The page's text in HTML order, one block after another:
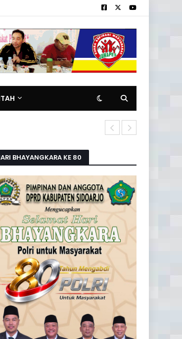
BHAYANGKARA KE 80